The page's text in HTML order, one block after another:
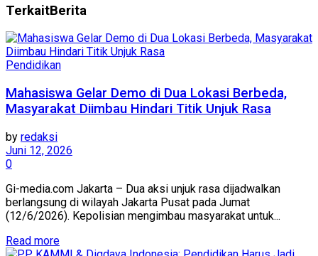
TerkaitBerita
Pendidikan
Mahasiswa Gelar Demo di Dua Lokasi Berbeda,
Masyarakat Diimbau Hindari Titik Unjuk Rasa
by redaksi
Juni 12, 2026
0
Gi-media.com Jakarta – Dua aksi unjuk rasa dijadwalkan
berlangsung di wilayah Jakarta Pusat pada Jumat
(12/6/2026). Kepolisian mengimbau masyarakat untuk...
Read more